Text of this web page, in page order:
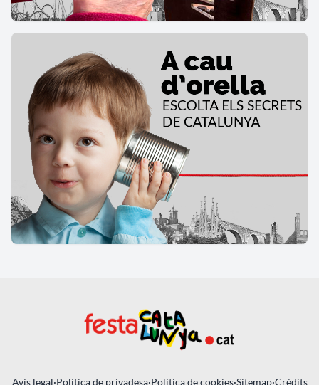
Avís legal·Política de privadesa·Política de cookies·Sitemap·Crèdits